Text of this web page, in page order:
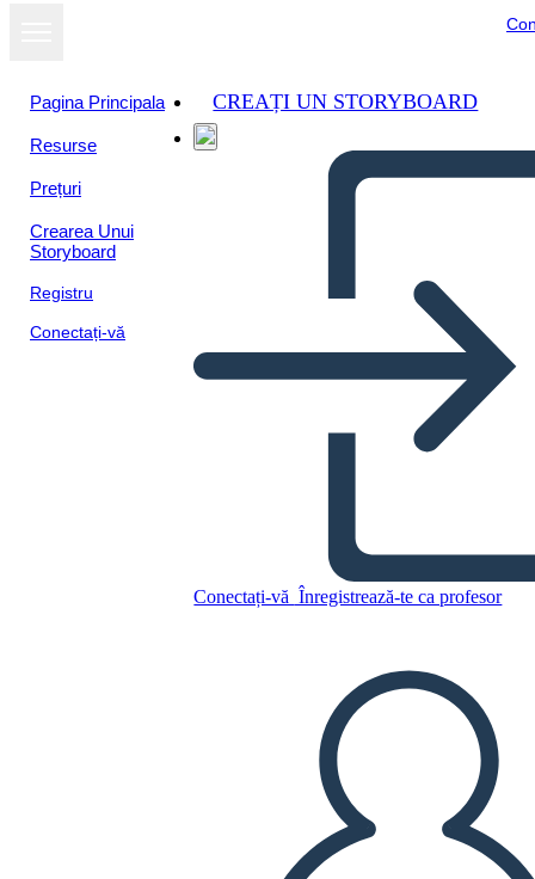
Pagina Principala
Resurse
Prețuri
Crearea Unui
Storyboard
Registru
Conectați-vă
CREAȚI UN STORYBOARD
Conectați-vă Înregistrează-te ca profesor
REDAȚI PREZENTAREA DE DIAPOZITIVE
CITESTE-MI